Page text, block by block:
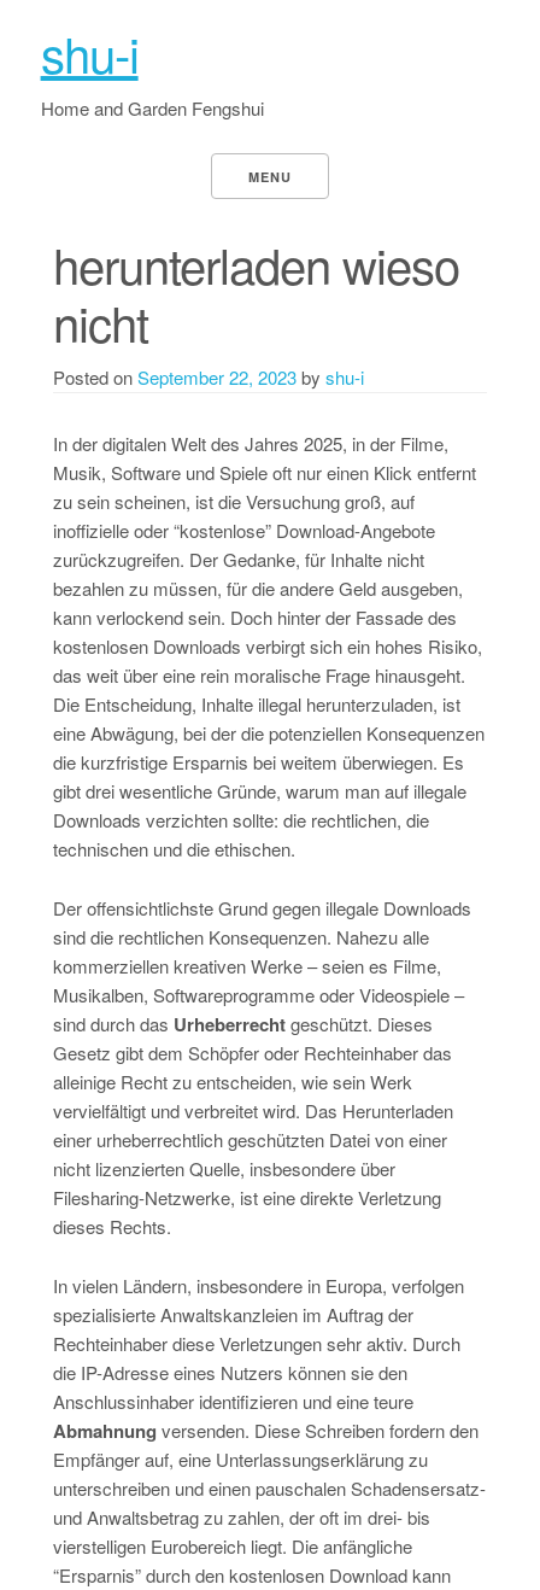
shu-i
Home and Garden Fengshui
MENU
herunterladen wieso
nicht
Posted onSeptember 22, 2023by shu-i
In der digitalen Welt des Jahres 2025, in der Filme,
Musik, Software und Spiele oft nur einen Klick entfernt
zu sein scheinen, ist die Versuchung groß, auf
inoffizielle oder “kostenlose” Download-Angebote
zurückzugreifen. Der Gedanke, für Inhalte nicht
bezahlen zu müssen, für die andere Geld ausgeben,
kann verlockend sein. Doch hinter der Fassade des
kostenlosen Downloads verbirgt sich ein hohes Risiko,
das weit über eine rein moralische Frage hinausgeht.
Die Entscheidung, Inhalte illegal herunterzuladen, ist
eine Abwägung, bei der die potenziellen Konsequenzen
die kurzfristige Ersparnis bei weitem überwiegen. Es
gibt drei wesentliche Gründe, warum man auf illegale
Downloads verzichten sollte: die rechtlichen, die
technischen und die ethischen.
Der offensichtlichste Grund gegen illegale Downloads
sind die rechtlichen Konsequenzen. Nahezu alle
kommerziellen kreativen Werke – seien es Filme,
Musikalben, Softwareprogramme oder Videospiele –
sind durch das Urheberrechtgeschützt. Dieses
Gesetz gibt dem Schöpfer oder Rechteinhaber das
alleinige Recht zu entscheiden, wie sein Werk
vervielfältigt und verbreitet wird. Das Herunterladen
einer urheberrechtlich geschützten Datei von einer
nicht lizenzierten Quelle, insbesondere über
Filesharing-Netzwerke, ist eine direkte Verletzung
dieses Rechts.
In vielen Ländern, insbesondere in Europa, verfolgen
spezialisierte Anwaltskanzleien im Auftrag der
Rechteinhaber diese Verletzungen sehr aktiv. Durch
die IP-Adresse eines Nutzers können sie den
Anschlussinhaber identifizieren und eine teure
Abmahnung versenden. Diese Schreiben fordern den
Empfänger auf, eine Unterlassungserklärung zu
unterschreiben und einen pauschalen Schadensersatz-
und Anwaltsbetrag zu zahlen, der oft im drei- bis
vierstelligen Eurobereich liegt. Die anfängliche
“Ersparnis” durch den kostenlosen Download kann